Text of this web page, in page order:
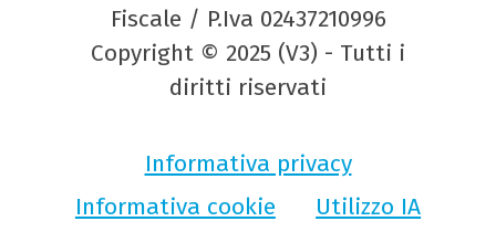
Fiscale / P.Iva 02437210996
Copyright © 2025 (V3) - Tutti i
diritti riservati
Informativa privacy
Informativa cookie
Utilizzo IA